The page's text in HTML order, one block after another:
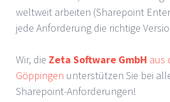
weltweit arbeiten (Sharepoint
jede Anforderung die richtige
Wir, die Zeta Software GmbH aus
Göppingen unterstützen Sie bei
Sharepoint-Anforderungen!